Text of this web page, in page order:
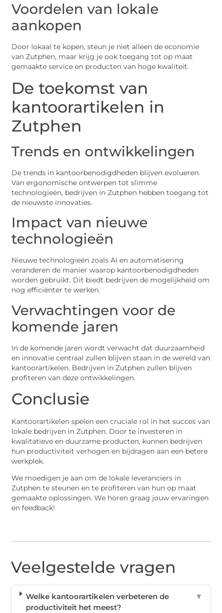
Voordelen van lokale
aankopen
Door lokaal te kopen, steun je niet alleen de economie
van Zutphen, maar krijg je ook toegang tot op maat
gemaakte service en producten van hoge kwaliteit.
De toekomst van
kantoorartikelen in
Zutphen
Trends en ontwikkelingen
De trends in kantoorbenodigdheden blijven evolueren.
Van ergonomische ontwerpen tot slimme
technologieën, bedrijven in Zutphen hebben toegang tot
de nieuwste innovaties.
Impact van nieuwe
technologieën
Nieuwe technologieën zoals AI en automatisering
veranderen de manier waarop kantoorbenodigdheden
worden gebruikt. Dit biedt bedrijven de mogelijkheid om
nog efficiënter te werken.
Verwachtingen voor de
komende jaren
In de komende jaren wordt verwacht dat duurzaamheid
en innovatie centraal zullen blijven staan in de wereld van
kantoorartikelen. Bedrijven in Zutphen zullen blijven
profiteren van deze ontwikkelingen.
Conclusie
Kantoorartikelen spelen een cruciale rol in het succes van
lokale bedrijven in Zutphen. Door te investeren in
kwalitatieve en duurzame producten, kunnen bedrijven
hun productiviteit verhogen en bijdragen aan een betere
werkplek.
We moedigen je aan om de lokale leveranciers in
Zutphen te steunen en te profiteren van hun op maat
gemaakte oplossingen. We horen graag jouw ervaringen
en feedback!
Veelgestelde vragen
Welke kantoorartikelen verbeteren de
productiviteit het meest?
▼